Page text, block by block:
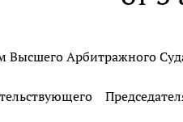
Высшего Арбитражного